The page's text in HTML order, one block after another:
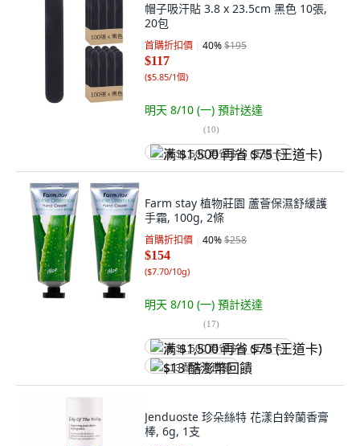
帽子吸汗貼 3.8 x 23.5cm 黑色 10張,
20包
首購折扣價 40%$195
$117
($5.85/1個)
明天 8/10 (一) 預計送達
(10)
满 $1,500 再省 $75 (王道卡)
Farm stay 植物莊園 蘆薈保濕舒緩護
手霜, 100g, 2條
首購折扣價 40%$258
$154
($7.70/10g)
明天 8/10 (一) 預計送達
(17)
满 $1,500 再省 $75 (王道卡)
$13 酷澎幣回饋
Jenduoste 珍朵絲特 花漾白鈴蘭香膏
棒, 6g, 1支